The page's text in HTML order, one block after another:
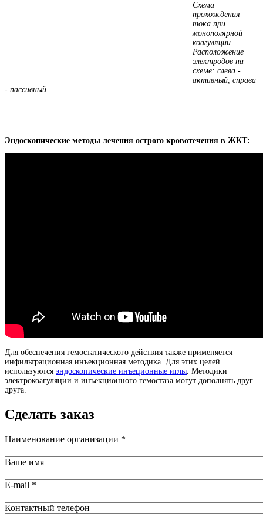
Схема
прохождения
тока при
монополярной
коагуляции.
Расположение
электродов на
схеме: слева -
активный, справа
- пассивный.
Эндоскопические методы лечения острого кровотечения в ЖКТ:
Для обеспечения гемостатического действия также применяется
инфильтрационная инъекционная методика. Для этих целей
используются эндоскопические инъеционные иглы. Методики
электрокоагуляции и инъекционного гемостаза могут дополнять друг
друга.
Сделать заказ
Наименование организации *
Ваше имя
E-mail *
Контактный телефон